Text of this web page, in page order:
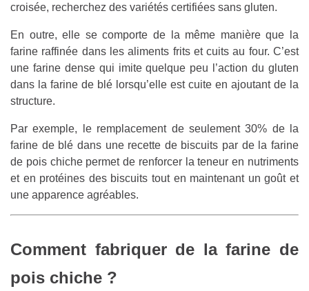
croisée, recherchez des variétés certifiées sans gluten.
En outre, elle se comporte de la même manière que la
farine raffinée dans les aliments frits et cuits au four. C’est
une farine dense qui imite quelque peu l’action du gluten
dans la farine de blé lorsqu’elle est cuite en ajoutant de la
structure.
Par exemple, le remplacement de seulement 30% de la
farine de blé dans une recette de biscuits par de la farine
de pois chiche permet de renforcer la teneur en nutriments
et en protéines des biscuits tout en maintenant un goût et
une apparence agréables.
Comment fabriquer de la farine de
pois chiche ?